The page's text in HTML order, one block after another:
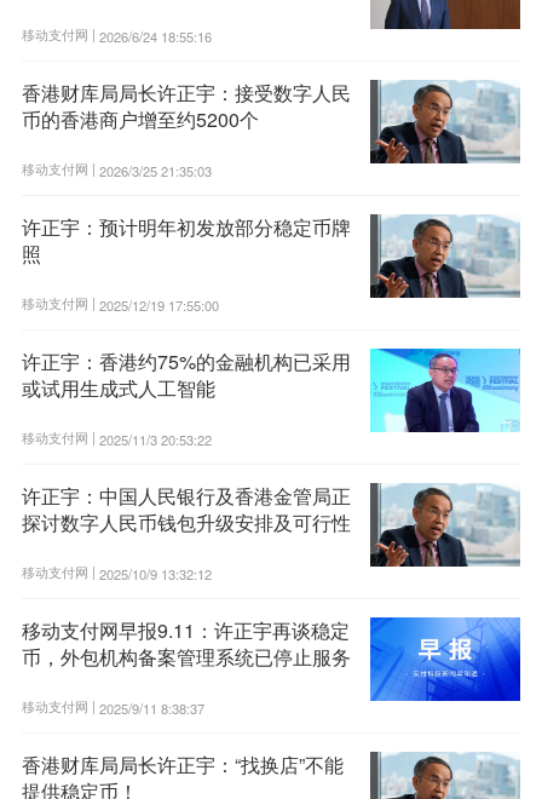
移动支付网 | 2026/6/24 18:55:16
香港财库局局长许正宇：接受数字人民
币的香港商户增至约5200个
移动支付网 | 2026/3/25 21:35:03
许正宇：预计明年初发放部分稳定币牌
照
移动支付网 | 2025/12/19 17:55:00
许正宇：香港约75%的金融机构已采用
或试用生成式人工智能
移动支付网 | 2025/11/3 20:53:22
许正宇：中国人民银行及香港金管局正
探讨数字人民币钱包升级安排及可行性
移动支付网 | 2025/10/9 13:32:12
移动支付网早报9.11：许正宇再谈稳定
币，外包机构备案管理系统已停止服务
移动支付网 | 2025/9/11 8:38:37
香港财库局局长许正宇：“找换店”不能
提供稳定币！